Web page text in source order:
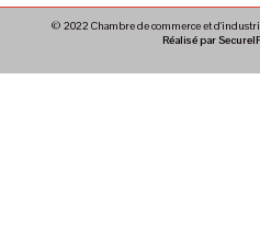
© 2022 Chambre de commerce et
Réalisé par